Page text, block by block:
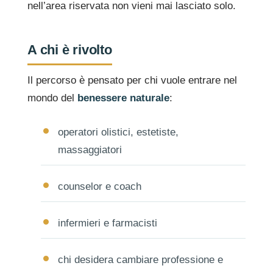
nell’area riservata non vieni mai lasciato solo.
A chi è rivolto
Il percorso è pensato per chi vuole entrare nel
mondo del
benessere naturale:
operatori olistici, estetiste,
massaggiatori
counselor e coach
infermieri e farmacisti
chi desidera cambiare professione e